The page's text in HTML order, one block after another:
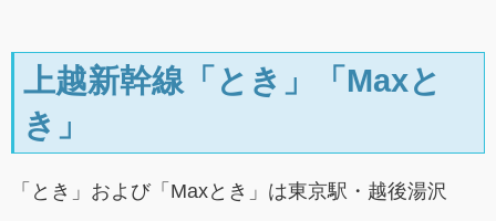
上越新幹線「とき」「Maxと
き」
「とき」および「Maxとき」は東京駅・越後湯沢